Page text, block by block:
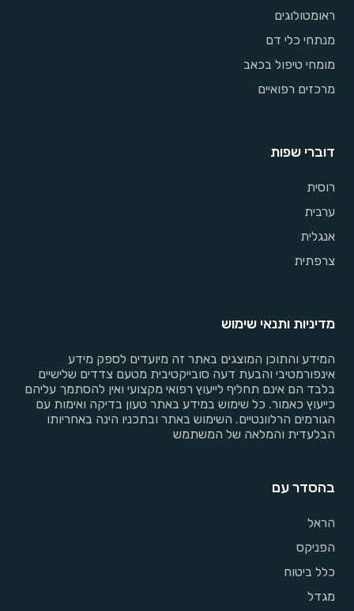
ראומטולוגים
מנתחי כלי דם
מומחי טיפול בכאב
מרכזים רפואיים
דוברי שפות
רוסית
ערבית
אנגלית
צרפתית
מדיניות ותנאי שימוש
המידע והתוכן המוצגים באתר זה מיועדים לספק מידע
אינפורמטיבי והבעת דעה סובייקטיבית מטעם צדדים שלישיים
בלבד הם אינם תחליף לייעוץ רפואי מקצועי ואין להסתמך עליהם
כייעוץ כאמור. כל שימוש במידע באתר טעון בדיקה ואימות עם
הגורמים הרלוונטיים. השימוש באתר ובתכניו הינה באחריותו
הבלעדית והמלאה של המשתמש
בהסדר עם
הראל
הפניקס
כלל ביטוח
מגדל